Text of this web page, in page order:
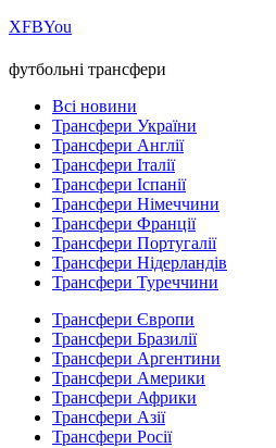
ХFBYou
футбольні трансфери
Всі новини
Трансфери України
Трансфери Англії
Трансфери Італії
Трансфери Іспанії
Трансфери Німеччини
Трансфери Франції
Трансфери Португалії
Трансфери Нідерландів
Трансфери Туреччини
Трансфери Європи
Трансфери Бразилії
Трансфери Аргентини
Трансфери Америки
Трансфери Африки
Трансфери Азії
Трансфери Росії